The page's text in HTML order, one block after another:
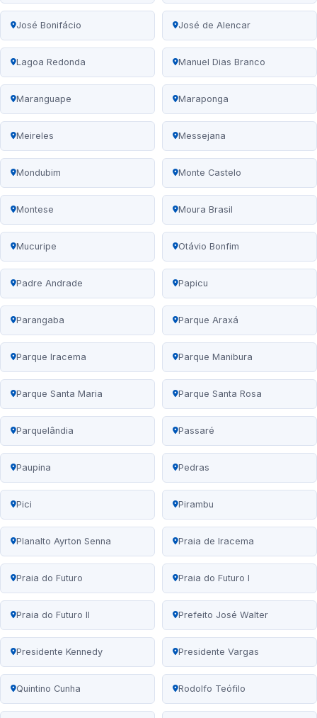
José Bonifácio José de Alencar
Lagoa Redonda Manuel Dias Branco
Maranguape Maraponga
Meireles Messejana
Mondubim Monte Castelo
Montese Moura Brasil
Mucuripe Otávio Bonfim
Padre Andrade Papicu
Parangaba Parque Araxá
Parque Iracema Parque Manibura
Parque Santa Maria Parque Santa Rosa
Parquelândia Passaré
Paupina Pedras
Pici Pirambu
Planalto Ayrton Senna Praia de Iracema
Praia do Futuro Praia do Futuro I
Praia do Futuro II Prefeito José Walter
Presidente Kennedy Presidente Vargas
Quintino Cunha Rodolfo Teófilo